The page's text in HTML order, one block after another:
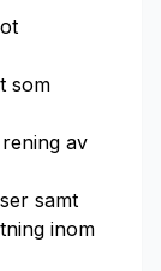
som
av
samt
inom